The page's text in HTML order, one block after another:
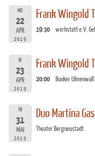
MO
22
APR
2019
Frank Wingold
19:30 werkstatt e.V.
DI
23
APR
2019
Frank Wingold
20:00 Bunker Ulmenwall
FR
31
MAI
2019
Duo Martina
Theater Bergneustadt